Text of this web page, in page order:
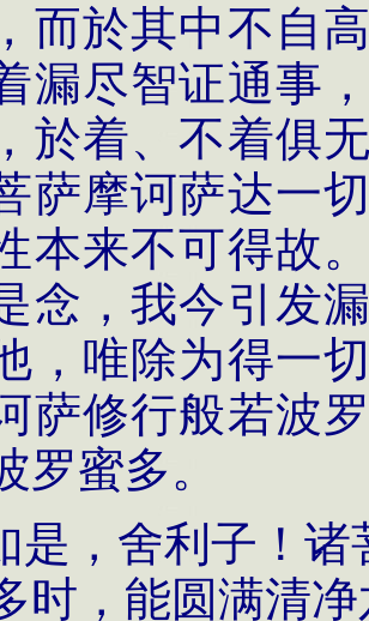
而於其中不自
漏尽智证通事
於着、不着俱
萨摩诃萨达一
本来不可得故
念，我今引发
，唯除为得一
萨修行般若波
罗蜜多。
是，舍利子！
时，能圆满清